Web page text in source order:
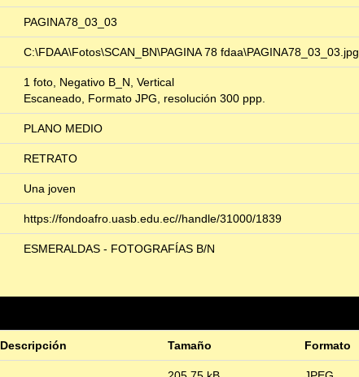
PAGINA78_03_03
C:\FDAA\Fotos\SCAN_BN\PAGINA 78 fdaa\PAGINA78_03_03.jpg
1 foto, Negativo B_N, Vertical
Escaneado, Formato JPG, resolución 300 ppp.
PLANO MEDIO
RETRATO
Una joven
https://fondoafro.uasb.edu.ec//handle/31000/1839
ESMERALDAS - FOTOGRAFÍAS B/N
Descripción Tamaño Formato